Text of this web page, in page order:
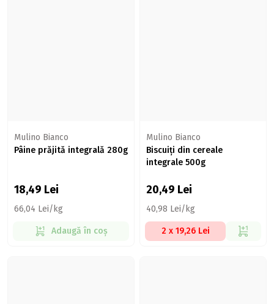
Mulino Bianco
Pâine prăjită integrală 280g
18,49 Lei
66,04 Lei/kg
Adaugă în coș
Mulino Bianco
Biscuiți din cereale
integrale 500g
20,49 Lei
40,98 Lei/kg
2 x 19,26 Lei